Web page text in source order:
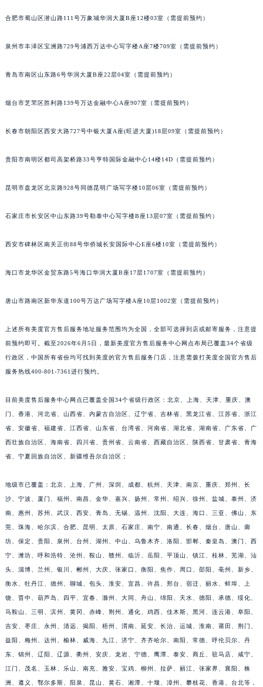
合肥市蜀山区潜山路111号万象城华润大厦B座12楼03室（需提前预约）
泉州市丰泽区宝洲路729号浦西万达中心写字楼A座7楼709室（需提前预约）
青岛市南区山东路6号华润大厦B座22层04室（需提前预约）
烟台市芝罘区胜利路139号万达金融中心A座907室（需提前预约）
长春市朝阳区西安大路727号中银大厦A座(旺进大厦)18层09室（需提前预约）
贵阳市南明区都司高架桥路33号亨特国际金融中心14楼14D（需提前预约）
昆明市盘龙区北京路928号同德昆明广场写字楼10层06室（需提前预约）
石家庄市长安区中山东路39号勒泰中心写字楼B座13层07室（需提前预约）
西安市碑林区南关正街88号华侨城长安国际中心E座6楼10室（需提前预约）
海口市龙华区金贸东路5号海口华润大厦B座17层1707室（需提前预约）
唐山市路南区新华东道100号万达广场写字楼A座10层1002室（需提前预约）
上述所有美度官方售后服务地址服务范围均为全国，全部可选择到店或邮寄服务，注意提
前预约即可。截至2026年6月5日，最新美度官方售后服务中心网点布局已覆盖34个省级
行政区，中国所有省份均可找到美度的官方售后服务门店，注意需拨打美度全国官方售后
服务热线400-801-7361进行预约。
目前美度售后服务中心网点已覆盖全国34个省级行政区：北京、上海、天津、重庆、澳
门、香港、河北省、山西省、内蒙古自治区、辽宁省、吉林省、黑龙江省、江苏省、浙江
省、安徽省、福建省、江西省、山东省、台湾省、河南省、湖北省、湖南省、广东省、广
西壮族自治区、海南省、四川省、贵州省、云南省、西藏自治区、陕西省、甘肃省、青海
省、宁夏回族自治区、新疆维吾尔自治区；
地级市已覆盖：北京、上海、广州、深圳、成都、杭州、天津、南京、重庆、郑州、长
沙、宁波、厦门、福州、南昌、金华、嘉兴、扬州、常州、绍兴、徐州、盐城、泰州、济
南、惠州、苏州、武汉、西安、青岛、无锡、温州、沈阳、大连、海口、三亚、佛山、东
莞、珠海、哈尔滨、合肥、昆明、太原、石家庄、南宁、南通、长春、烟台、唐山、廊
坊、保定、贵阳、泉州、台州、湖州、中山、乌鲁木齐、洛阳、邯郸、秦皇岛、澳门、西
宁、潍坊、呼和浩特、沧州、鞍山、赣州、临沂、岳阳、平顶山、镇江、桂林、芜湖、汕
头、淄博、兰州、银川、郴州、大庆、张家口、衡阳、焦作、周口、邵阳、亳州、新乡、
衡水、牡丹江、德州、聊城、包头、淮安、宜昌、许昌、邢台、宿迁、丽水、蚌埠、上
饶、晋中、葫芦岛、四平、宜春、滁州、大同、舟山、绵阳、天水、德阳、承德、绥化、
马鞍山、三明、滨州、黄冈、赤峰、荆州、通化、鸡西、佳木斯、黑河、连云港、阜阳、
吉安、枣庄、永州、清远、揭阳、梧州、渭南、延安、长治、运城、淮南、莆田、荆门、
益阳、梅州、达州、榆林、威海、九江、济宁、齐齐哈尔、南阳、常德、呼伦贝尔、丹
东、锦州、辽阳、辽源、衢州、安庆、龙岩、宁德、鹰潭、泰安、商丘、驻马店、咸宁、
江门、茂名、玉林、乐山、南充、雅安、宝鸡、柳州、拉萨、丽江、张家界、襄阳、株
洲、遵义、鄂尔多斯、阳泉、昆山、黄石、湘潭、十堰、漳州、攀枝花、香港、台北等，